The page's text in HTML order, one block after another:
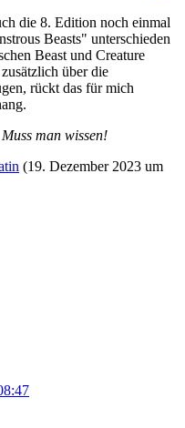
die 8. Edition noch einmal
Beasts" unterschieden
Beast und Creature
über die
rückt das für mich
man wissen!
(19. Dezember 2023 um